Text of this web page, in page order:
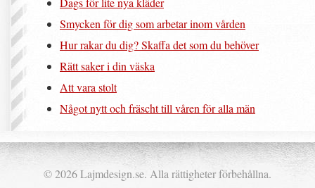
Smycken för dig som arbetar inom vården
Hur rakar du dig? Skaffa det som du behöver
Rätt saker i din väska
Att vara stolt
Något nytt och fräscht till våren för alla män
© 2026 Lajmdesign.se. Alla rättigheter förbehållna.